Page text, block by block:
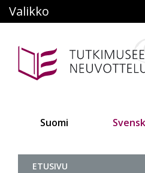
Main navigation
Valikko
Suomi
ETUSIVU